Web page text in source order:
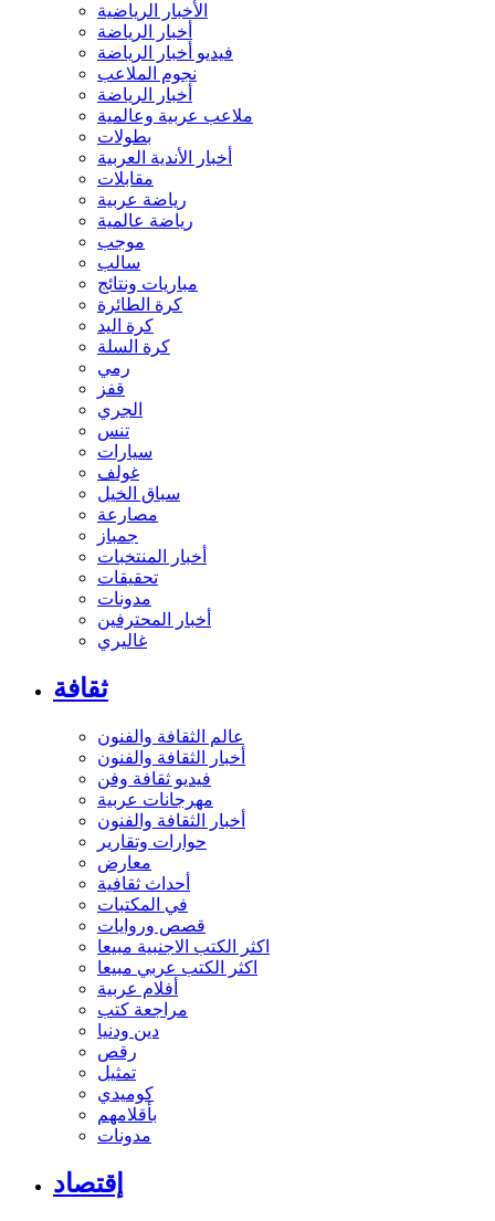
الأخبار الرياضية
أخبار الرياضة
فيديو أخبار الرياضة
نجوم الملاعب
أخبار الرياضة
ملاعب عربية وعالمية
بطولات
أخبار الأندية العربية
مقابلات
رياضة عربية
رياضة عالمية
موجب
سالب
مباريات ونتائج
كرة الطائرة
كرة اليد
كرة السلة
رمي
قفز
الجري
تنس
سيارات
غولف
سباق الخيل
مصارعة
جمباز
أخبار المنتخبات
تحقيقات
مدونات
أخبار المحترفين
غاليري
ثقافة
عالم الثقافة والفنون
أخبار الثقافة والفنون
فيديو ثقافة وفن
مهرجانات عربية
أخبار الثقافة والفنون
حوارات وتقارير
معارض
أحداث ثقافية
في المكتبات
قصص وروايات
اكثر الكتب الاجنبية مبيعا
اكثر الكتب عربي مبيعا
أفلام عربية
مراجعة كتب
دين ودنيا
رقص
تمثيل
كوميدي
بأقلامهم
مدونات
إقتصاد